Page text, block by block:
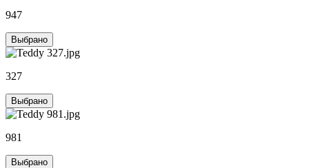
947
Выбрано
327
Выбрано
981
Выбрано